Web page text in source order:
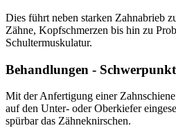
Dies führt neben starken Zahnabrieb
Zähne, Kopfschmerzen bis hin zu
Schultermuskulatur.
Behandlungen -
Mit der Anfertigung einer
auf den Unter- oder Oberkiefer
spürbar das Zähneknirschen.